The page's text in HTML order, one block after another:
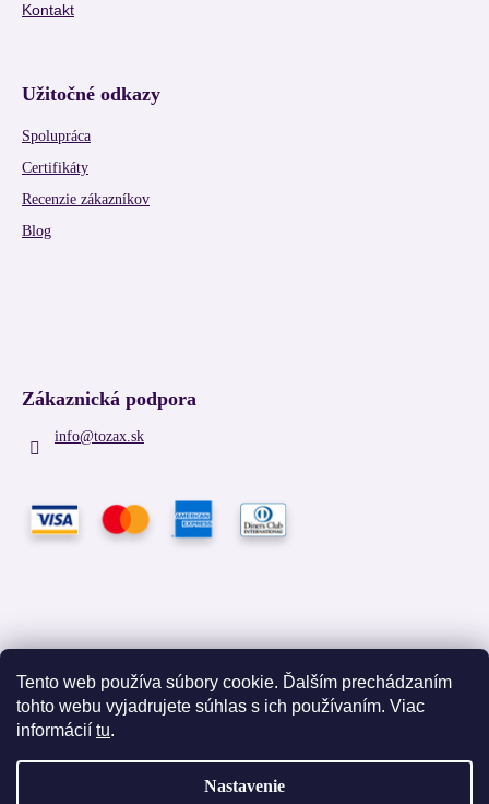
Tento web používa súbory cookie. Ďalším prechádzaním
tohto webu vyjadrujete súhlas s ich používaním. Viac
informácií tu.
Nastavenie
Kontakt
Užitočné odkazy
Spolupráca
Certifikáty
Recenzie zákazníkov
Blog
Zákaznická podpora
info@tozax.sk
Facebook